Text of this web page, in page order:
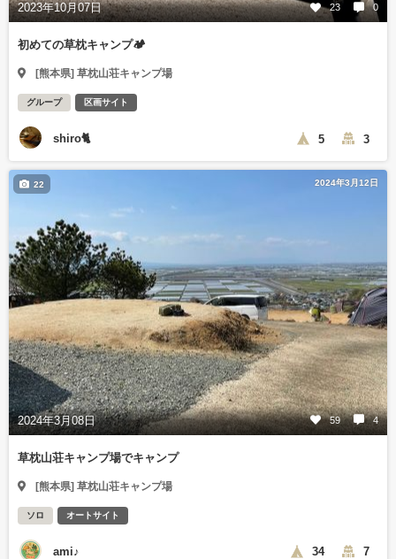
2023年10月07日 23 0
初めての草枕キャンプ🏕️
[熊本県] 草枕山荘キャンプ場
グループ 区画サイト
shiro🐈 5 3
2024年3月12日
2024年3月08日 59 4
22
草枕山荘キャンプ場でキャンプ
[熊本県] 草枕山荘キャンプ場
ソロ オートサイト
ami♪ 34 7